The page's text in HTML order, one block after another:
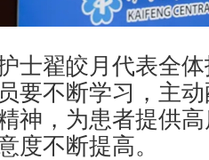
翟皎月代表全体
要不断学习，主
神，为患者提供
度不断提高。